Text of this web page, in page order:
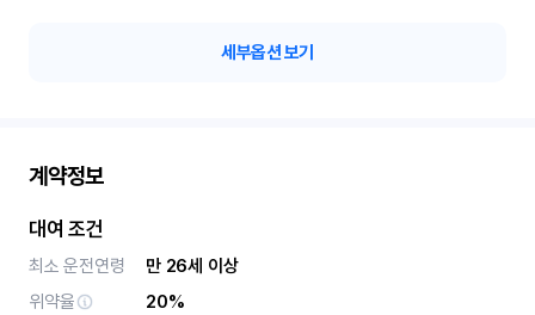
세부옵션 보기
계약정보
대여 조건
최소 운전연령
만 26세 이상
위약율
20%